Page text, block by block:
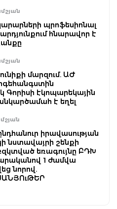
պրոֆեսիոնալ
հնարավոր է
մարզում. ԱԺ
Գորիսի էկոպարեկային
է եղել
իրավասության
շենքի
եռագույնը ԲԴԽ
1 ժամվա
նորով.